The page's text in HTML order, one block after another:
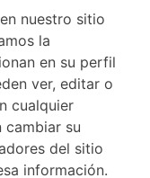
nuestro sitio
la
en su perfil
ver, editar o
cualquier
cambiar su
del sitio
información.